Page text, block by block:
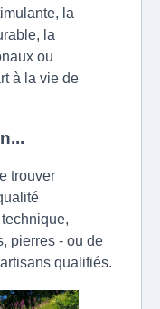
la
la
ou
à la vie de
trouver
pierres - ou de
qualifiés.